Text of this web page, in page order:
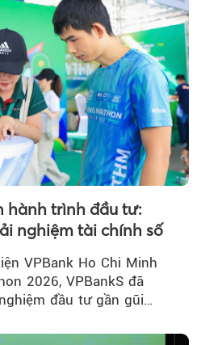
hành trình đầu tư:
nghiệm tài chính số
VPBank Ho Chi Minh
2026, VPBankS đã
đầu tư gần gũi